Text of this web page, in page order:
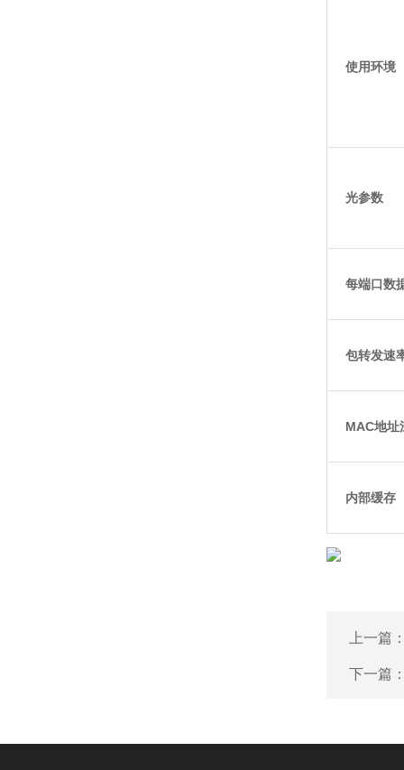
使用环境
光参数
每端口数
包转发速
MAC地址
内部缓存
上一篇
下一篇